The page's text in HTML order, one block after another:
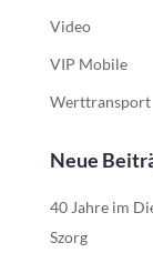
Video
VIP Mobile
Werttransport
Neue
40 Jahre im
Szorg